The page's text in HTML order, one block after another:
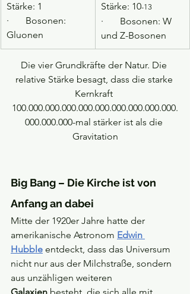
Stärke: 1
·       Bosonen:
Gluonen
Stärke: 10-13
·       Bosonen: W
und Z-Bosonen
Die vier Grundkräfte der Natur. Die
relative Stärke besagt, dass die starke
Kernkraft
100.000.000.000.000.000.000.000.000.000.
000.000.000-mal stärker ist als die
Gravitation
Big Bang – Die Kirche ist von
Anfang an dabei
Mitte der 1920er Jahre hatte der
amerikanische Astronom Edwin
Hubble entdeckt, dass das Universum
nicht nur aus der Milchstraße, sondern
aus unzähligen weiteren